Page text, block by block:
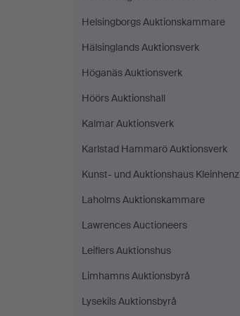
Helsingborgs Auktionskammare
Hälsinglands Auktionsverk
Höganäs Auktionsverk
Höörs Auktionshall
Kalmar Auktionsverk
Karlstad Hammarö Auktionsverk
Kunst- und Auktionshaus Kleinhenz
Laholms Auktionskammare
Lawrences Auctioneers
Leiflers Auktionshus
Limhamns Auktionsbyrå
Lysekils Auktionsbyrå